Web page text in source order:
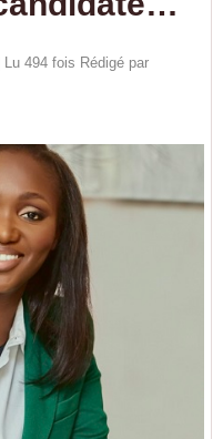
494 fois Rédigé par